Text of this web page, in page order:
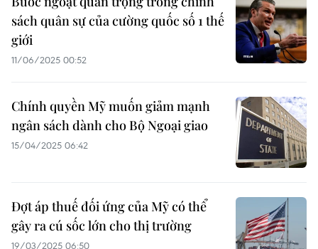
sách quân sự của cường quốc số 1 thế
giới
11/06/2025 00:52
Chính quyền Mỹ muốn giảm mạnh
ngân sách dành cho Bộ Ngoại giao
15/04/2025 06:42
Đợt áp thuế đối ứng của Mỹ có thể
gây ra cú sốc lớn cho thị trường
19/03/2025 06:50